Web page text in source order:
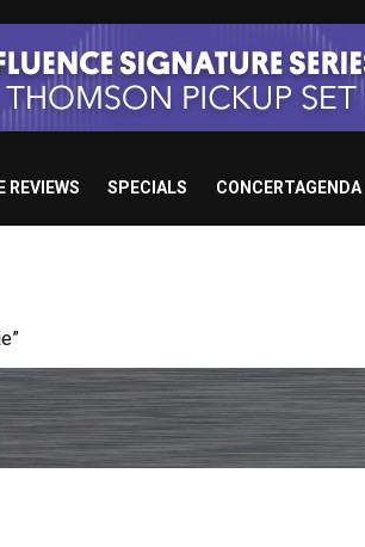
REVIEWS SPECIALS CONCERTAGENDA
in 2027